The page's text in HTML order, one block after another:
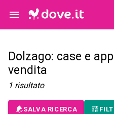
Dolzago: case e
vendita
1 risultato
SALVA RICERCA